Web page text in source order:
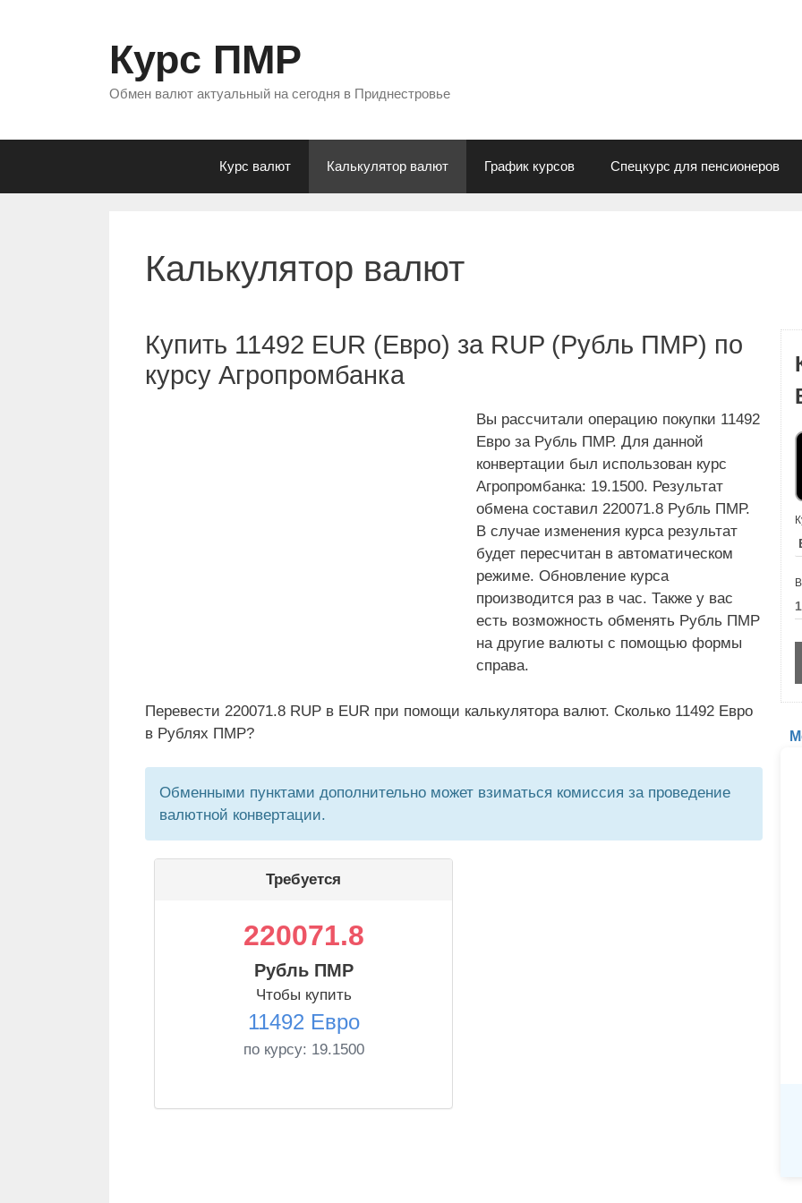
Курс ПМР
Обмен валют актуальный на сегодня в Приднестровье
Курс валют Калькулятор валют График курсов Спецкурс для пенсионеров
Калькулятор валют
Купить 11492 EUR (Евро) за RUP (Рубль ПМР) по
курсу Агропромбанка
Вы рассчитали операцию покупки 11492
Евро за Рубль ПМР. Для данной
конвертации был использован курс
Агропромбанка: 19.1500. Результат
обмена составил 220071.8 Рубль ПМР.
В случае изменения курса результат
будет пересчитан в автоматическом
режиме. Обновление курса
производится раз в час. Также у вас
есть возможность обменять Рубль ПМР
на другие валюты с помощью формы
справа.
Перевести 220071.8 RUP в EUR при помощи калькулятора валют. Сколько 11492 Евро
в Рублях ПМР?
Обменными пунктами дополнительно может взиматься комиссия за проведение
валютной конвертации.
Требуется
220071.8
Рубль ПМР
Чтобы купить
11492 Евро
по курсу: 19.1500